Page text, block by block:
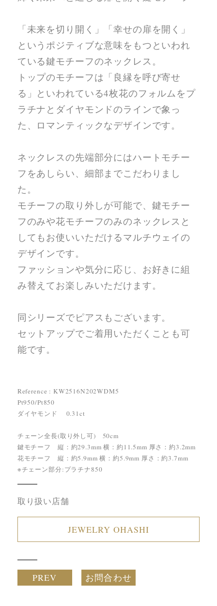
「未来を切り開く」「幸せの扉を開く」
というポジティブな意味をもつといわれ
ている鍵モチーフのネックレス。
トップのモチーフは「良縁を呼び寄せ
る」といわれている4枚花のフォルムをプ
ラチナとダイヤモンドのラインで象っ
た、ロマンティックなデザインです。
ネックレスの先端部分にはハートモチー
フをあしらい、細部までこだわりまし
た。
モチーフの取り外しが可能で、鍵モチー
フのみや花モチーフのみのネックレスと
してもお使いいただけるマルチウェイの
デザインです。
ファッションや気分に応じ、お好きに組
み替えてお楽しみいただけます。
同シリーズでピアスもございます。
セットアップでご着用いただくことも可
能です。
Reference : KW2516N202WDM5
Pt950/Pt850
ダイヤモンド 0.31ct
チェーン全長(取り外し可) 50cm
鍵モチーフ 縦：約29.3mm 横：約11.5mm 厚さ：約3.2mm
花モチーフ 縦：約5.9mm 横：約5.9mm 厚さ：約3.7mm
※チェーン部分:プラチナ850
取り扱い店舗
JEWELRY OHASHI
PREV お問合わせ